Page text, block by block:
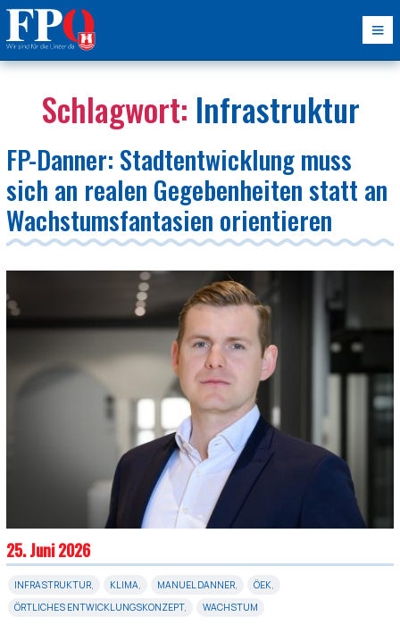
Schlagwort: Infrastruktur
FP-Danner: Stadtentwicklung muss
sich an realen Gegebenheiten statt an
Wachstumsfantasien orientieren
25. Juni 2026
INFRASTRUKTUR, KLIMA, MANUEL DANNER, ÖEK,
ÖRTLICHES ENTWICKLUNGSKONZEPT, WACHSTUM